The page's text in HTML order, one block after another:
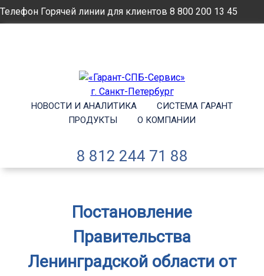
Телефон Горячей линии для клиентов 8 800 200 13 45
НОВОСТИ И АНАЛИТИКА
СИСТЕМА ГАРАНТ
ПРОДУКТЫ
О КОМПАНИИ
8 812 244 71 88
Постановление
Правительства
Ленинградской области от